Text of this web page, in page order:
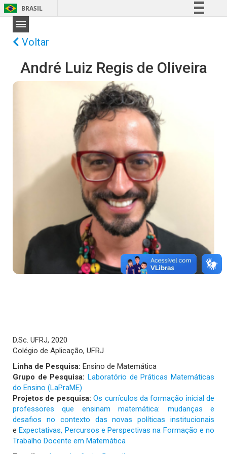
BRASIL
Acesso à informação
Canais
Voltar
André Luiz Regis de Oliveira
D.Sc. UFRJ, 2020
Colégio de Aplicação, UFRJ
Linha de Pesquisa: Ensino de Matemática
Grupo de Pesquisa: Laboratório de Práticas Matemáticas
do Ensino (LaPraME)
Projetos de pesquisa: Os currículos da formação inicial de
professores que ensinam matemática: mudanças e
desafios no contexto das novas políticas institucionais
eExpectativas, Percursos e Perspectivas na Formação e no
Trabalho Docente em Matemática